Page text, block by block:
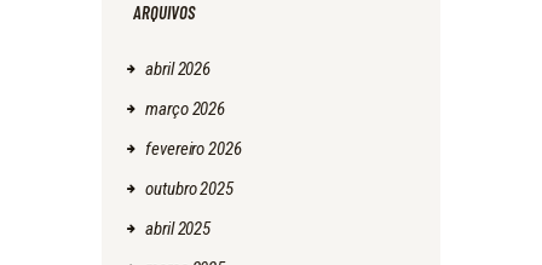
ARQUIVOS
abril2026
março2026
fevereiro2026
outubro2025
abril2025